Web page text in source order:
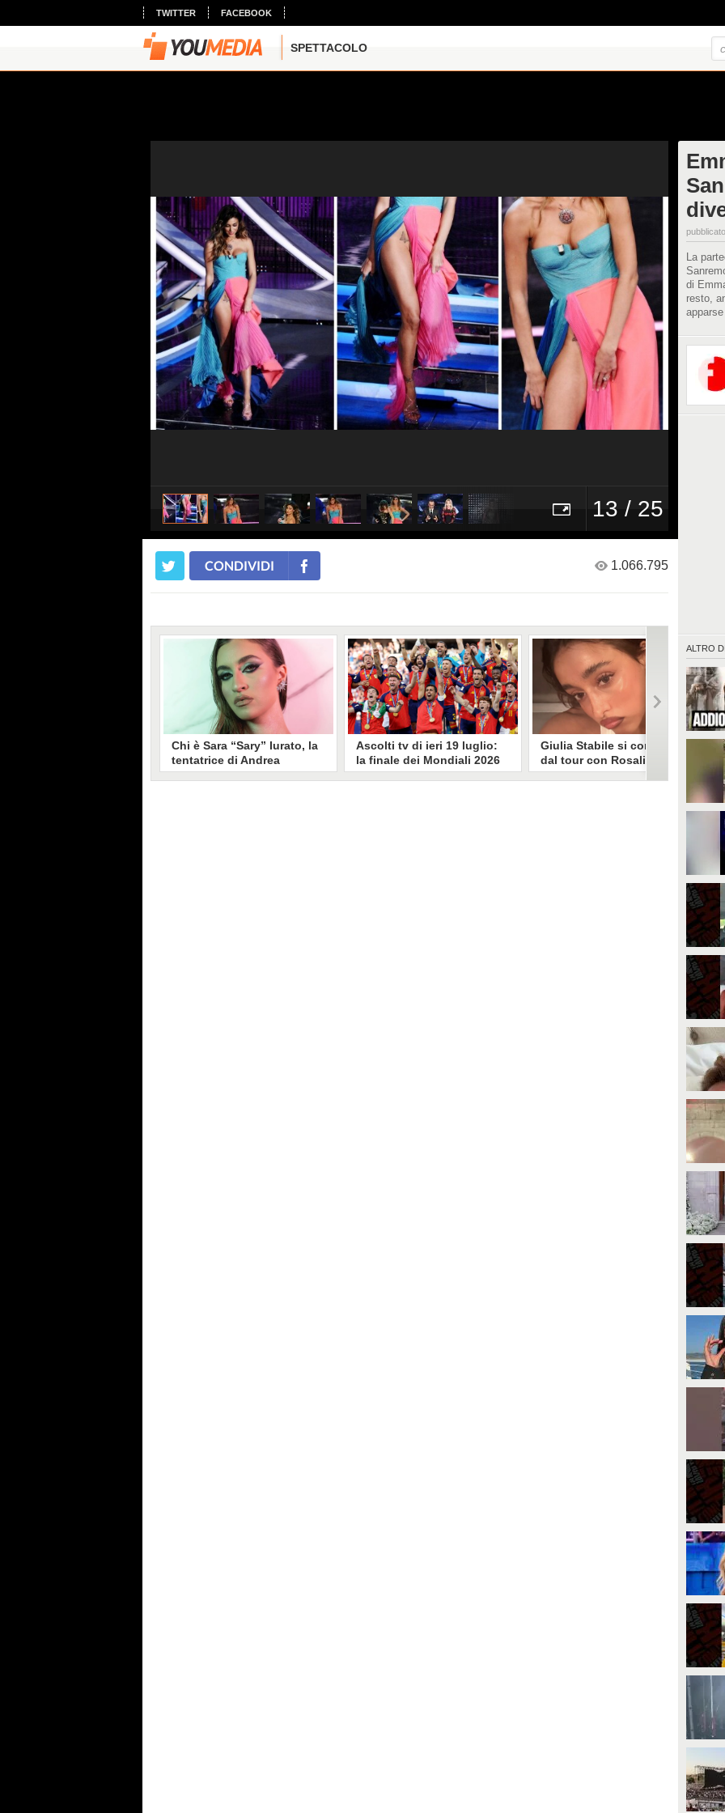
TWITTER FACEBOOK
SPETTACOLO
13 / 25
La
di
resto,
ALTRO DI
CONDIVIDI 1.066.795
Chi è Sara “Sary” Iurato, la
tentatrice di Andrea
Petraroli a Temptation
Ascolti tv di ieri 19 luglio:
la finale dei Mondiali 2026
Spagna-Argentina
Giulia Stabile si confessa
dal tour con Rosalia: "Non
sono stata bene, costretta